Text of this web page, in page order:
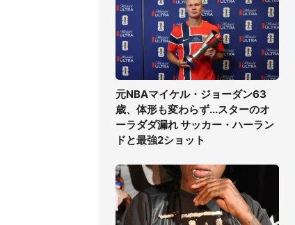
元NBAマイケル・ジョーダン63
歳、体形も変わらず...スターのオ
ーラダダ漏れ サッカー・ハーラン
ドと最強2ショット